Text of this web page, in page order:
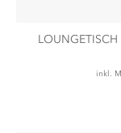
inkl.